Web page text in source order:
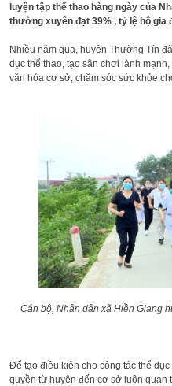
luyện tập thể thao hàng ngày của
thường xuyên đạt 39% , tỷ lệ hộ gia
Nhiều năm qua, huyện Thường Tín
dục thể thao, tạo sân chơi lành
văn hóa cơ sở, chăm sóc sức khỏe
Cán bộ, Nhân dân xã Hiền Giang
Để tạo điều kiện cho công tác thể
quyền từ huyện đến cơ sở luôn quan